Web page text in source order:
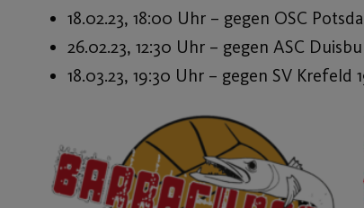
18.02.23, 18:00 Uhr – gegen OSC
26.02.23, 12:30 Uhr – gegen ASC
18.03.23, 19:30 Uhr – gegen SV Krefeld